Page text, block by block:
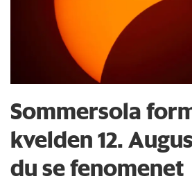
Sommersola
kvelden 12.
du se fenomenet